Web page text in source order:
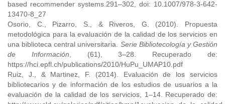
based recommender systems.291–302, doi: 10.1007/978-3-642-
13470-8_27
Osorio, C., Pizarro, S., & Riveros, G. (2010). Propuesta
metodológica para la evaluación de la calidad de los servicios en
una biblioteca central universitaria. Serie Bibliotecología y Gestión
de Información , (61), 3–28. Recuperado de:
https://hci.epfl.ch/publications/2010/HuPu_UMAP10.pdf
Ruiz, J., & Martinez, F. (2014). Evaluación de los servicios
bibliotecarios y de información de los estudios de usuarios a la
evaluación de la calidad de los servicios, 1–14. Recuperado de: